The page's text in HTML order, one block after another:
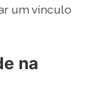
um vínculo
na